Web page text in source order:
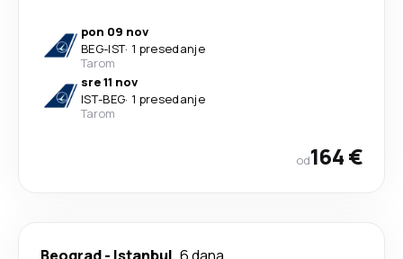
pon 09 nov
BEG-IST· 1 presedanje
Tarom
sre 11 nov
IST-BEG· 1 presedanje
Tarom
od164 €